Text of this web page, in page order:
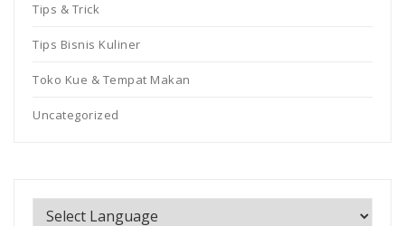
Tips & Trick
Tips Bisnis Kuliner
Toko Kue & Tempat Makan
Uncategorized